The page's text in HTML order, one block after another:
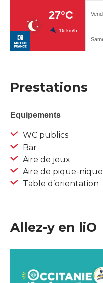
Prestations
Equipements
WC publics
Bar
Aire de jeux
Aire de pique-nique
Table d’orientation
Allez-y en liO